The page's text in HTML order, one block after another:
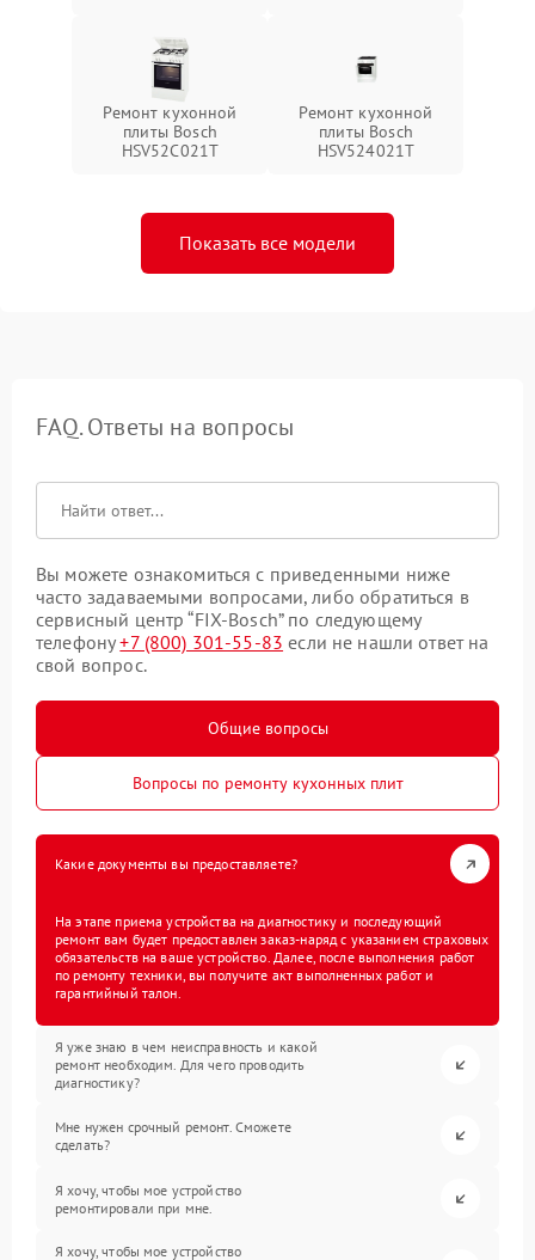
Ремонт кухонной
плиты Bosch
HSV52C021T
Ремонт кухонной
плиты Bosch
HSV524021T
Показать все модели
FAQ. Ответы на вопросы
Вы можете ознакомиться с приведенными ниже
часто задаваемыми вопросами, либо обратиться в
сервисный центр “FIX-Bosch” по следующему
телефону+7 (800) 301-55-83 если не нашли ответ на
свой вопрос.
Общие вопросы
Вопросы по ремонту кухонных плит
Какие документы вы предоставляете?
На этапе приема устройства на диагностику и последующий
ремонт вам будет предоставлен заказ-наряд с указанием страховых
обязательств на ваше устройство. Далее, после выполнения работ
по ремонту техники, вы получите акт выполненных работ и
гарантийный талон.
Я уже знаю в чем неисправность и какой
ремонт необходим. Для чего проводить
диагностику?
Мне нужен срочный ремонт. Сможете
сделать?
Я хочу, чтобы мое устройство
ремонтировали при мне.
Я хочу, чтобы мое устройство